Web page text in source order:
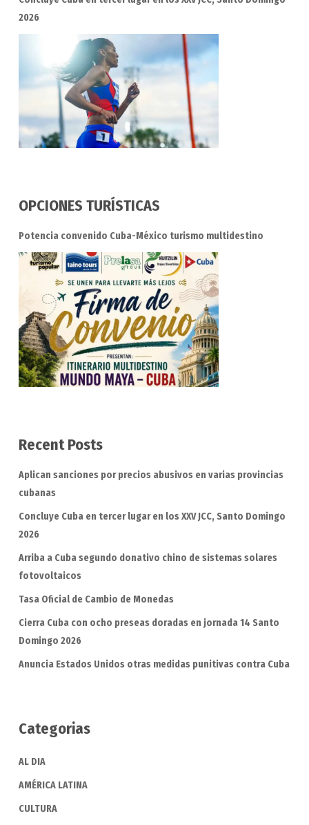
2026
OPCIONES TURÍSTICAS
Potencia convenido Cuba-México turismo multidestino
Recent Posts
Aplican sanciones por precios abusivos en varias provincias
cubanas
Concluye Cuba en tercer lugar en los XXV JCC, Santo Domingo
2026
Arriba a Cuba segundo donativo chino de sistemas solares
fotovoltaicos
Tasa Oficial de Cambio de Monedas
Cierra Cuba con ocho preseas doradas en jornada 14 Santo
Domingo 2026
Anuncia Estados Unidos otras medidas punitivas contra Cuba
Categorias
AL DIA
AMÉRICA LATINA
CULTURA